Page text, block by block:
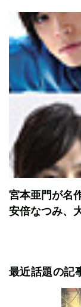
宮本亜門が名
安倍なつみ、
最近話題の記